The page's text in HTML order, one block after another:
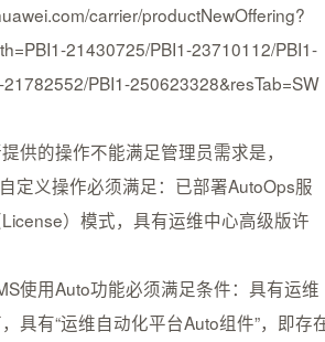
carrier/productNewOffering?
21430725/PBI1-23710112/PBI1-
PBI1-250623328&resTab=SW
供的操作不能满足管理员需求是，
定义操作必须满足：已部署AutoOps服
）模式，具有运维中心高级版许
使用Auto功能必须满足条件：具有运维
具有“运维自动化平台Auto组件”，即存